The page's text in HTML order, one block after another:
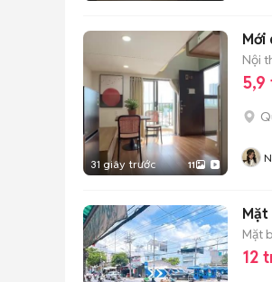
31 giây trước 11
Mới
Nội
5,9
Mặt
Mặt
12